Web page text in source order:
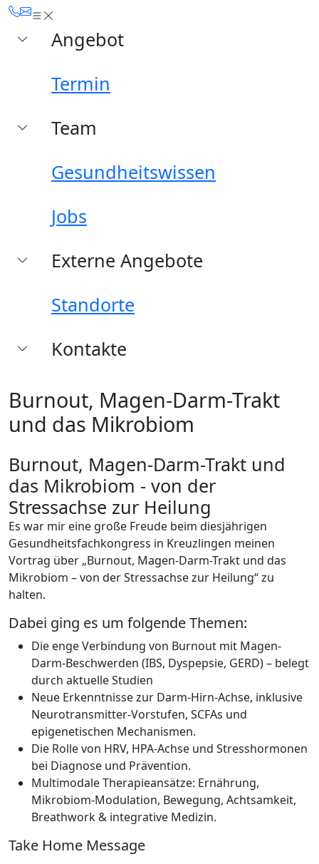
Angebot
Termin
Team
Gesundheitswissen
Jobs
Externe Angebote
Standorte
Kontakte
Burnout, Magen-Darm-Trakt
und das Mikrobiom
Burnout, Magen-Darm-Trakt und
das Mikrobiom - von der
Stressachse zur Heilung
Es war mir eine große Freude beim diesjährigen
Gesundheitsfachkongress in Kreuzlingen meinen
Vortrag über „Burnout, Magen-Darm-Trakt und das
Mikrobiom – von der Stressachse zur Heilung“ zu
halten.
Dabei ging es um folgende Themen:
Die enge Verbindung von Burnout mit Magen-
Darm-Beschwerden (IBS, Dyspepsie, GERD) – belegt
durch aktuelle Studien
Neue Erkenntnisse zur Darm-Hirn-Achse, inklusive
Neurotransmitter-Vorstufen, SCFAs und
epigenetischen Mechanismen.
Die Rolle von HRV, HPA-Achse und Stresshormonen
bei Diagnose und Prävention.
Multimodale Therapieansätze: Ernährung,
Mikrobiom-Modulation, Bewegung, Achtsamkeit,
Breathwork & integrative Medizin.
Take Home Message